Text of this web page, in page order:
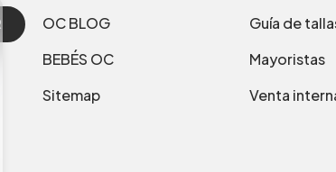
OC BLOG
BEBÉS OC
Sitemap
Guía de
Mayoristas
Venta